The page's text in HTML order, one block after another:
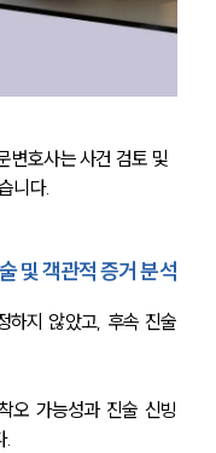
변호사는 사건 검토 및
니다.
및 객관적 증거 분석
하지 않았고, 후속 진술
오 가능성과 진술 신빙
.